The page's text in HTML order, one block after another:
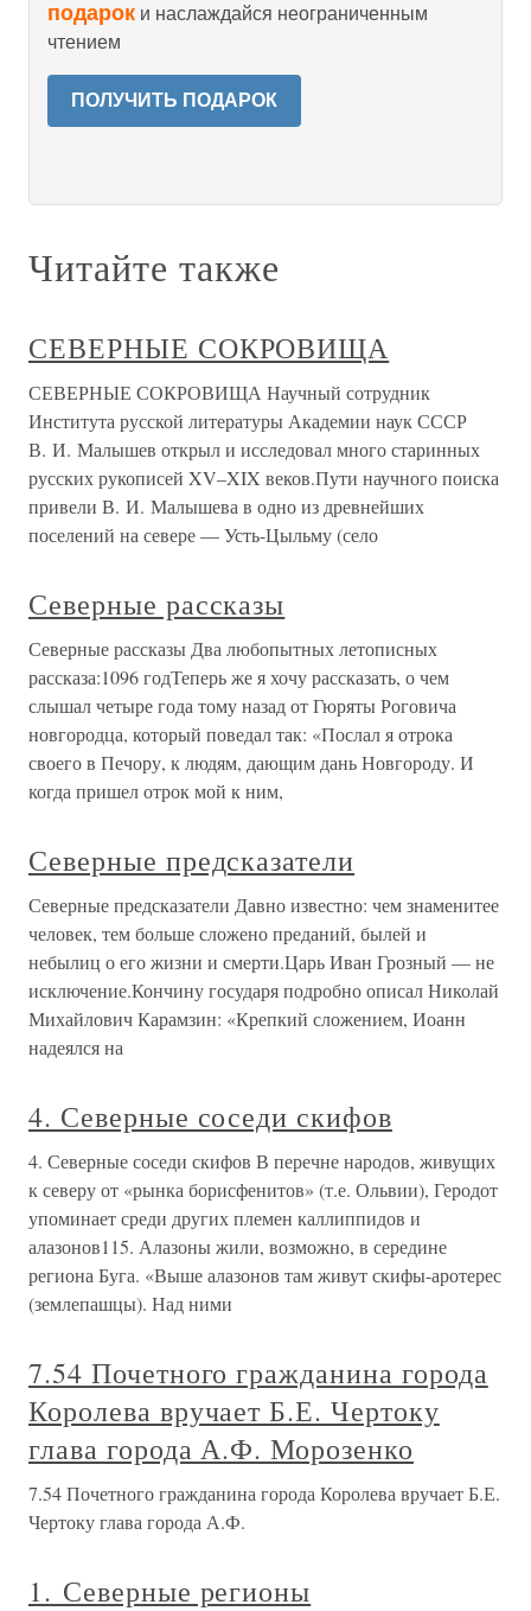
подарок и наслаждайся неограниченным
чтением
ПОЛУЧИТЬ ПОДАРОК
Читайте также
СЕВЕРНЫЕ СОКРОВИЩА
СЕВЕРНЫЕ СОКРОВИЩА Научный сотрудник
Института русской литературы Академии наук СССР
В. И. Малышев открыл и исследовал много старинных
русских рукописей XV–XIX веков.Пути научного поиска
привели В. И. Малышева в одно из древнейших
поселений на севере — Усть-Цыльму (село
Северные рассказы
Северные рассказы Два любопытных летописных
рассказа:1096 годТеперь же я хочу рассказать, о чем
слышал четыре года тому назад от Гюряты Роговича
новгородца, который поведал так: «Послал я отрока
своего в Печору, к людям, дающим дань Новгороду. И
когда пришел отрок мой к ним,
Северные предсказатели
Северные предсказатели Давно известно: чем знаменитее
человек, тем больше сложено преданий, былей и
небылиц о его жизни и смерти.Царь Иван Грозный — не
исключение.Кончину государя подробно описал Николай
Михайлович Карамзин: «Крепкий сложением, Иоанн
надеялся на
4. Северные соседи скифов
4. Северные соседи скифов В перечне народов, живущих
к северу от «рынка борисфенитов» (т.е. Ольвии), Геродот
упоминает среди других племен каллиппидов и
алазонов115. Алазоны жили, возможно, в середине
региона Буга. «Выше алазонов там живут скифы-аротерес
(землепашцы). Над ними
7.54 Почетного гражданина города
Королева вручает Б.Е. Чертоку
глава города А.Ф. Морозенко
7.54 Почетного гражданина города Королева вручает Б.Е.
Чертоку глава города А.Ф.
1. Северные регионы